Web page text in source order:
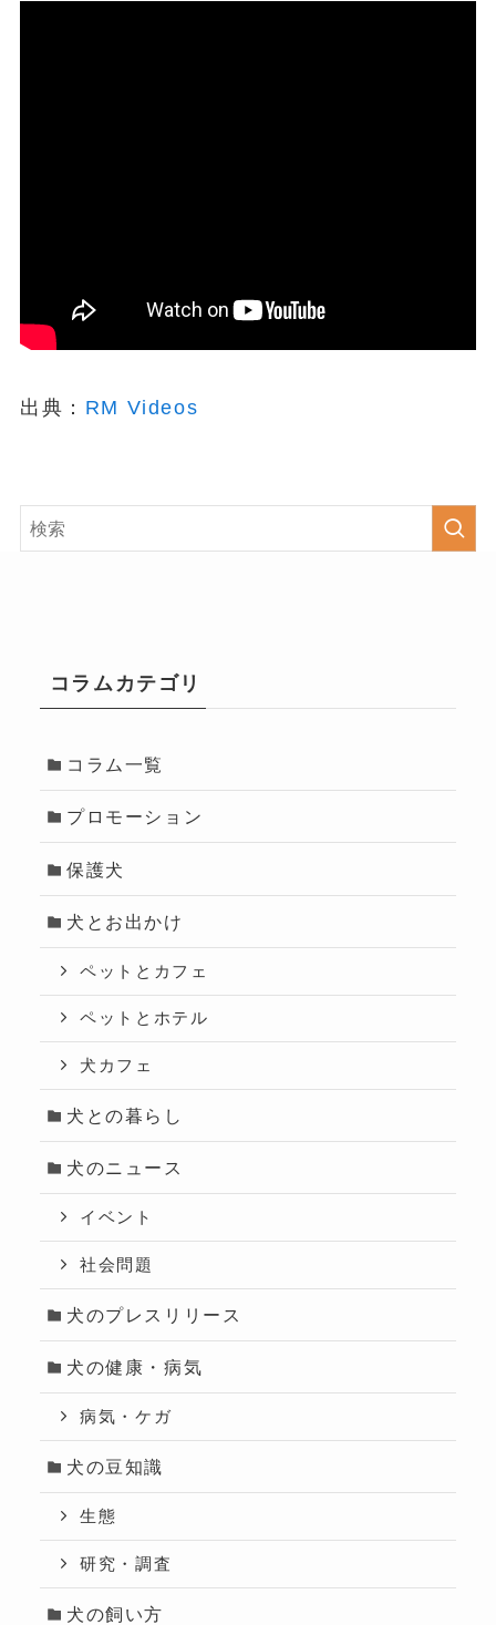
出典： RM Videos
コラムカテゴリ
コラム一覧
プロモーション
保護犬
犬とお出かけ
ペットとカフェ
ペットとホテル
犬カフェ
犬との暮らし
犬のニュース
イベント
社会問題
犬のプレスリリース
犬の健康・病気
病気・ケガ
犬の豆知識
生態
研究・調査
犬の飼い方